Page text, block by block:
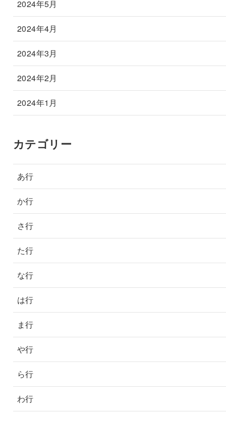
2024年5月
2024年4月
2024年3月
2024年2月
2024年1月
カテゴリー
あ行
か行
さ行
た行
な行
は行
ま行
や行
ら行
わ行